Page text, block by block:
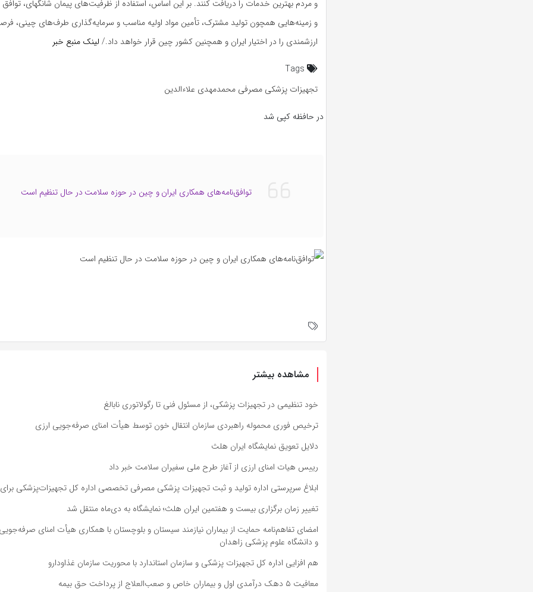
و زمینه‌هایی همچون تولید مشترک، تأمین مواد اولیه مناسب و سرمایه‌گذاری طرف‌های چینی،
ارزشمندی را در اختیار ایران و همچنین کشور چین قرار خواهد داد./ لینک منبع خبر
تجهیزات پزشکی مصرفی محمدمهدی علاءالدین
در حافظه کپی شد
توافق‌نامه‌‌های همکاری ایران و چین در حوزه سلامت در حال تنظیم است
مشاهده بیشتر
خود تنظیمی در تجهیزات پزشکی، از مسئول فنی تا رگولاتوری نابالغ
ترخیص فوری محموله راهبردی سازمان انتقال خون توسط هیأت امنای صرفه‌جویی ارزی
دلایل تعویق نمایشگاه ایران هلث
رییس هیات امنای ارزی از آغاز طرح ملی سفیران سلامت خبر داد
ابلاغ سرپرستی اداره تولید و ثبت تجهیزات پزشکی مصرفی تخصصی اداره کل تجهیزات‌پزشکی برای
تغییر زمان برگزاری بیست و هفتمین ایران هلث؛ نمایشگاه به دی‌ماه منتقل شد
امضای تفاهم‌نامه حمایت از بیماران نیازمند سیستان و بلوچستان با همکاری هیأت امنای صرفه‌جویی
و دانشگاه علوم پزشکی زاهدان
هم افزایی اداره کل تجهیزات پزشکی و سازمان استاندارد با محوریت سازمان غذاودارو
معافیت ۵ دهک‌ درآمدی اول و بیماران خاص و صعب‌العلاج از پرداخت حق بیمه